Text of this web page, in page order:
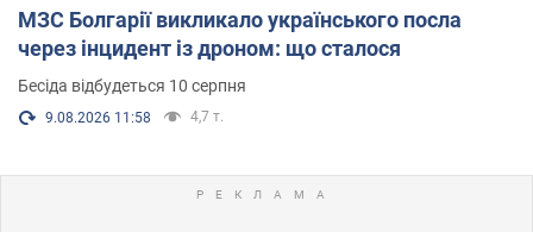
МЗС Болгарії викликало українського посла
через інцидент із дроном: що сталося
Бесіда відбудеться 10 серпня
9.08.2026 11:58 4,7 т.